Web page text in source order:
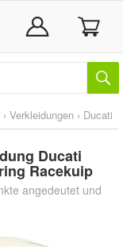
› Verkleidungen › Ducati
Ducati
Racekuip
angedeutet und